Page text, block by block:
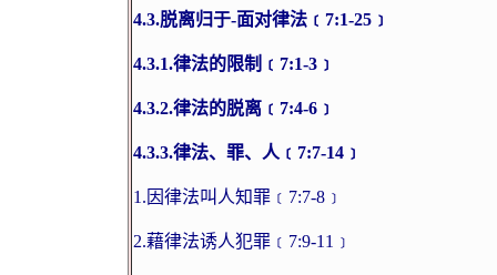
4.3.脱离归于-面对律法﹝ 7:1-25﹞
4.3.1.律法的限制﹝ 7:1-3﹞
4.3.2.律法的脱离﹝ 7:4-6﹞
4.3.3.律法、罪、人﹝ 7:7-14﹞
1. 因律法叫人知罪﹝ 7:7-8﹞
2.藉律法诱人犯罪﹝ 7:9-11 ﹞